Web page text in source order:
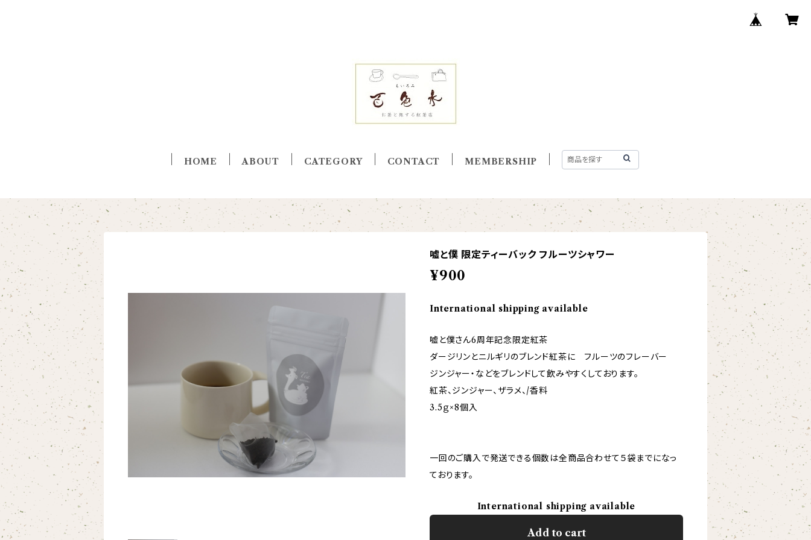
HOME ABOUT CATEGORY CONTACT MEMBERSHIP
嘘と僕 限定ティーバック フルーツシャワー
¥900
International shipping available
嘘と僕さん6周年記念限定紅茶
ダージリンとニルギリのブレンド紅茶に フルーツのフレーバー
ジンジャー・などをブレンドして飲みやすくしております。
紅茶、ジンジャー、ザラメ、/香料
3.5ｇ×8個入
一回のご購入で発送できる個数は全商品合わせて５袋までになっ
ております。
International shipping available
Add to cart